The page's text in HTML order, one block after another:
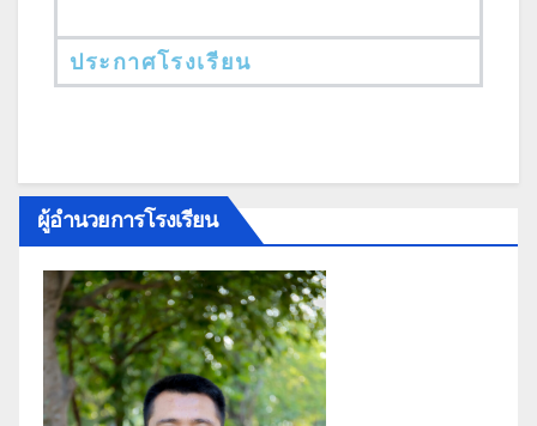
ประกาศโรงเรียน
ผู้อำนวยการโรงเรียน